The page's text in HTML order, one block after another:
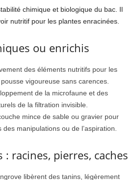
chimique et biologique du bac. Il
nutritif pour les plantes enracinées.
ou enrichis
des éléments nutritifs pour les
vigoureuse sans carences.
de la microfaune et des
de la filtration invisible.
mince de sable ou gravier pour
manipulations ou de l’aspiration.
: racines, pierres, caches
libèrent des tanins, légèrement